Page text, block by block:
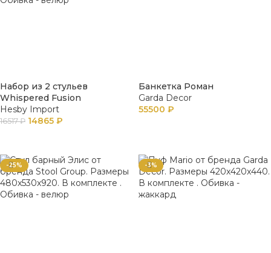
Набор из 2 стульев
Whispered Fusion
Hesby Import
16517₽ 14865 ₽
Банкетка Роман
Garda Decor
55500 ₽
-25% -3%